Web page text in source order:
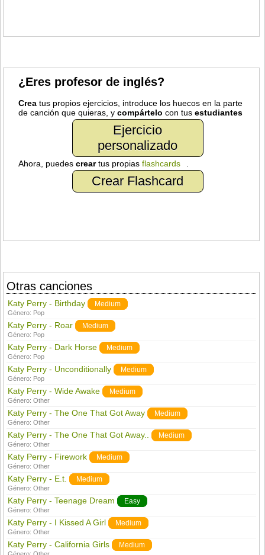
¿Eres profesor de inglés?
Crea tus propios ejercicios, introduce los huecos en la parte
de canción que quieras, ycompártelo con tusestudiantes
Ejercicio
personalizado
Ahora, puedescreartus propiasflashcards
Crear Flashcard
Otras canciones
Katy Perry - Birthday Medium
Género: Pop
Katy Perry - Roar Medium
Género: Pop
Katy Perry - Dark Horse Medium
Género: Pop
Katy Perry - Unconditionally Medium
Género: Pop
Katy Perry - Wide Awake Medium
Género:Other
Katy Perry - The One That Got Away Medium
Género:Other
Katy Perry - The One That Got Away.. Medium
Género:Other
Katy Perry - Firework Medium
Género:Other
Katy Perry - E.t. Medium
Género:Other
Katy Perry - Teenage Dream Easy
Género:Other
Katy Perry - I Kissed A Girl Medium
Género:Other
Katy Perry - California Girls Medium